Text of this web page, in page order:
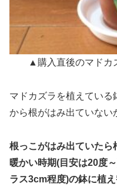
▲購入直後のマドカズ
マドカズラを植えている
から根がはみ出ていない
根っこがはみ出ていたら
暖かい時期(目安は20度
ラス3cm程度)の鉢に植え